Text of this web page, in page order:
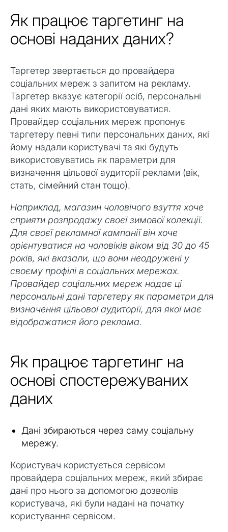
Як працює таргетинг на
основі наданих даних?
Таргетер звертається до провайдера
соціальних мереж з запитом на рекламу.
Таргетер вказує категорії осіб, персональні
дані яких мають використовуватися.
Провайдер соціальних мереж пропонує
таргетеру певні типи персональних даних, які
йому надали користувачі та які будуть
використовуватись як параметри для
визначення цільової аудиторії реклами (вік,
стать, сімейний стан тощо).
Наприклад, магазин чоловічого взуття хоче
сприяти розпродажу своєї зимової колекції.
Для своєї рекламної кампанії він хоче
орієнтуватися на чоловіків віком від 30 до 45
років, які вказали, що вони неодружені у
своєму профілі в соціальних мережах.
Провайдер соціальних мереж надає ці
персональні дані таргетеру як параметри для
визначення цільової аудиторії, для якої має
відображатися його реклама.
Як працює таргетинг на
основі спостережуваних
даних
Дані збираються через саму соціальну
мережу.
Користувач користується сервісом
провайдера соціальних мереж, який збирає
дані про нього за допомогою дозволів
користувача, які були надані на початку
користування сервісом.